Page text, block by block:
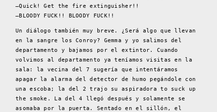
–Quick! Get the fire extinguisher!!
–BLOODY FUCK!! BLOODY FUCK!!
Un diálogo también muy breve. ¿Será algo que llevan
en la sangre los Conroy? Gemma y yo salimos del
departamento y bajamos por el extintor. Cuando
volvimos al departamento ya teníamos visitas en la
sala: la vecina del 7 sugería que intentáramos
apagar la alarma del detector de humo pegándole con
una escoba; la del 2 trajo su aspiradora to suck up
the smoke. La del 4 llegó después y solamente se
asomaba por la puerta. Sentado en el sillón, el